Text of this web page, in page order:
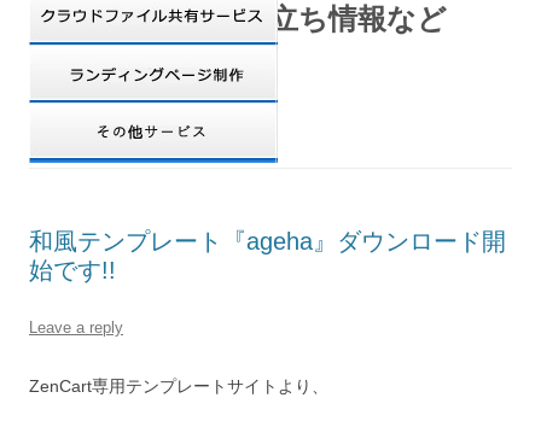
得情報、お役立ち情報など
DAILY ARCHIVES:2008年7月12日
和風テンプレート『ageha』ダウンロード開
始です!!
Leave a reply
ZenCart専用テンプレートサイトより、